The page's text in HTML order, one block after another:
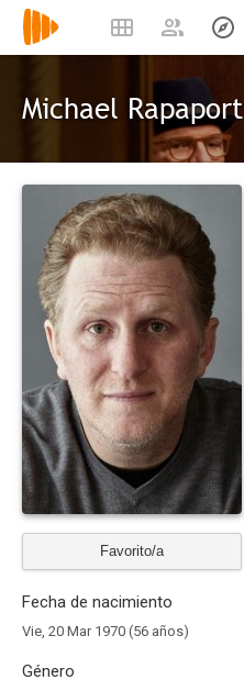
Michael Rapaport
Favorito/a
Fecha de nacimiento
Vie, 20 Mar 1970 (56 años)
Género